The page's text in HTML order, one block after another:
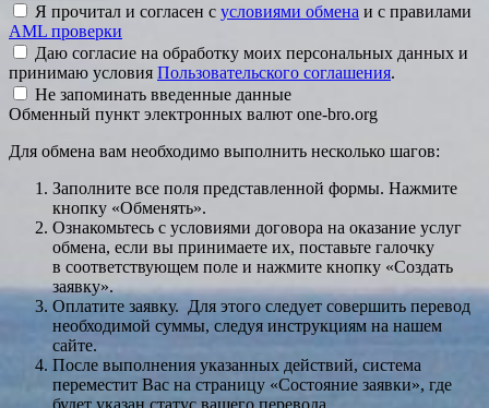
Я прочитал и согласен с условиями обмена и с правилами
AML проверки
Даю согласие на обработку моих персональных данных и
принимаю условия Пользовательского соглашения.
Не запоминать введенные данные
Обменный пункт электронных валют one-bro.org
Для обмена вам необходимо выполнить несколько шагов:
Заполните все поля представленной формы. Нажмите
кнопку «Обменять».
Ознакомьтесь с условиями договора на оказание услуг
обмена, если вы принимаете их, поставьте галочку
в соответствующем поле и нажмите кнопку «Создать
заявку».
Оплатите заявку. Для этого следует совершить перевод
необходимой суммы, следуя инструкциям на нашем
сайте.
После выполнения указанных действий, система
переместит Вас на страницу «Состояние заявки», где